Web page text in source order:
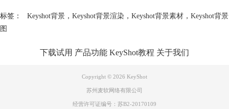
标签： Keyshot背景， Keyshot背景渲染 ， Keyshot背景素材， Keyshot背景
图
下载试用 产品功能 KeyShot教程 关于我们
Copyright © 2026 KeyShot
苏州麦软网络有限公司
经营许可证编号：苏B2-20170109